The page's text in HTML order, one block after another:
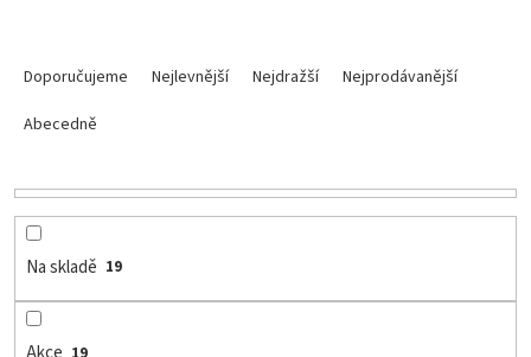
p
u
Doporučujeme Nejlevnější Nejdražší
Nejprodávanější
Abecedně
Na skladě 19